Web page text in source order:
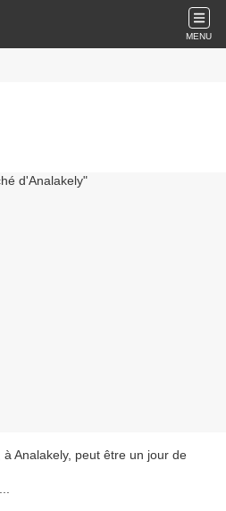
MENU
Analakely, peut être un jour de